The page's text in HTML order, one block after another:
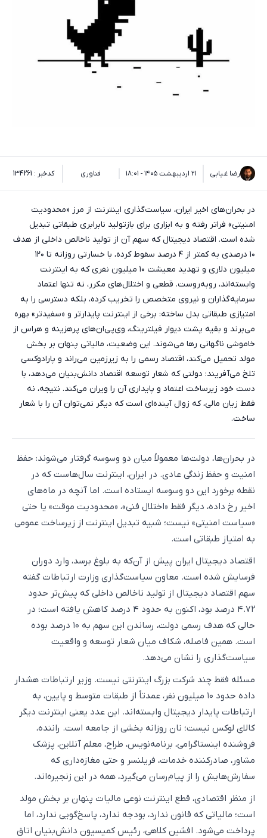
رضا غیابی ۲۱ اردیبهشت ۱۴۰۵ - ۱۸:۰۱ فناوری کدخبر : 134261
در بحران‌های اخیر ایران، سیاست‌گذاری اینترنت از مرز «محدودیت
امنیتی» فراتر رفته و به ابزاری برای بازتولید نابرابری طبقاتی تبدیل
شده است. اقتصاد دیجیتال که سهم آن از تولید ناخالص داخلی از هدف
۱۰ درصدی به کمتر از ۴ درصد سقوط کرده، با خسارتی روزانه تا ۱۲۰
میلیون دلاری و تهدید معیشت ۱۰ میلیون نفری که به اینترنت
وابسته‌اند، روبه‌روست. قطعی و اختلال‌های مکرر، نه تنها اعتماد
سرمایه‌گذاران و نیروی متخصص را تخریب کرده، بلکه دسترسی را به
امتیازی طبقاتی بدل ساخته: برخی از اینترنت پایدارتر و «سفیدتر» بهره
می‌برند و بقیه پشت دیوار فیلترینگ، وی‌پی‌ان‌های پرهزینه و هراس از
خاموشی ناگهانی رها می‌شوند. این وضعیت، مالیاتی پنهان بر بخش
مولد تحمیل می‌کند، اقتصاد رسمی را به زیرزمین می‌راند و پارادوکسی
تلخ می‌آفریند: دولتی که شعار توسعه اقتصاد دانش‌بنیان می‌دهد، با
دست خود زیرساخت اعتماد و پایداری آن را ویران می‌کند. نتیجه، نه
فقط زیان مالی، که زوال آینده‌ای است که دیگر نمی‌توان آن را با شعار
ساخت.
در بحران‌ها، دولت‌ها معمولاً میان دو وسوسه گرفتار می‌شوند: حفظ
امنیت و حفظ زندگی عادی. در ایران، اینترنت سال‌هاست که در
نقطه برخورد این دو وسوسه ایستاده است. اما آنچه در ماه‌های
اخیر رخ داده، دیگر فقط «اختلال فنی»، «محدودیت موقت» یا حتی
«سیاست امنیتی» نیست؛ شبیه تبدیل اینترنت از زیرساخت عمومی
به امتیاز طبقاتی است.
اقتصاد دیجیتال ایران پیش از آن‌که به بلوغ برسد، وارد دوران
فرسایش شده است. معاون سیاست‌گذاری وزارت ارتباطات گفته
سهم اقتصاد دیجیتال از تولید ناخالص داخلی که پیش‌تر حدود
۴.۷۲ درصد بود، اکنون به حدود ۴ درصد کاهش یافته است؛ در
حالی که هدف رسمی دولت، رساندن این سهم به ۱۰ درصد بوده
است. همین فاصله، شکاف میان شعار توسعه و واقعیت
سیاست‌گذاری را نشان می‌دهد.
مسئله فقط چند شرکت بزرگ اینترنتی نیست. وزیر ارتباطات هشدار
داده حدود ۱۰ میلیون نفر، عمدتاً از طبقات متوسط و پایین، به
ارتباطات پایدار دیجیتال وابسته‌اند. این عدد یعنی اینترنت دیگر
کالای لوکس نیست؛ نان روزانه بخشی از جامعه است. راننده،
فروشنده اینستاگرامی، برنامه‌نویس، طراح، معلم آنلاین، پزشک
مشاور، صادرکننده خدمات، فریلنسر و حتی مغازه‌داری که
سفارش‌هایش را از پیام‌رسان می‌گیرد، همه در این زنجیره‌اند.
از منظر اقتصادی، قطع اینترنت نوعی مالیات پنهان بر بخش مولد
است؛ مالیاتی که قانون ندارد، بودجه ندارد، پاسخ‌گویی ندارد، اما
پرداخت می‌شود. افشین کلاهی، رئیس کمیسیون دانش‌بنیان اتاق